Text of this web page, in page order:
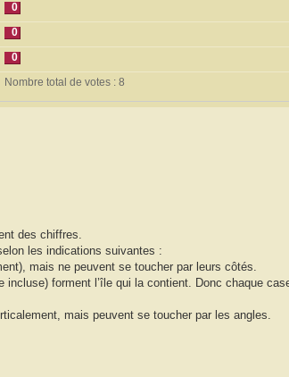
0
0
0
Nombre total de votes : 8
des chiffres.
les indications suivantes :
mais ne peuvent se toucher par leurs côtés.
forment l’île qui la contient. Donc chaque
mais peuvent se toucher par les angles.